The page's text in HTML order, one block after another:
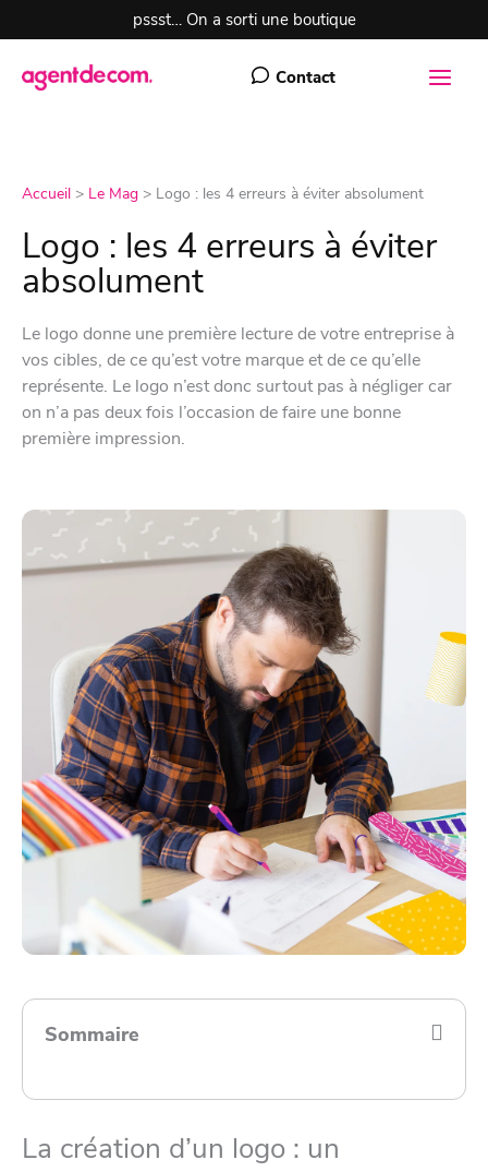
au
contenu
pssst… On a sorti une boutique
Contact
Accueil > Le Mag > Logo : les 4 erreurs à éviter absolument
Logo : les 4 erreurs à éviter
absolument
Le logo donne une première lecture de votre entreprise à
vos cibles, de ce qu’est votre marque et de ce qu’elle
représente. Le logo n’est donc surtout pas à négliger car
on n’a pas deux fois l’occasion de faire une bonne
première impression.
Sommaire
La création d’un logo : un